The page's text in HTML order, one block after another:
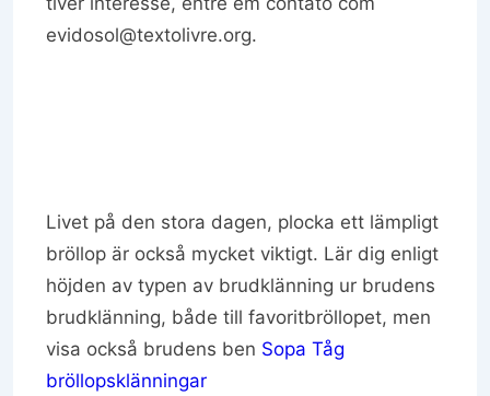
evidosol@textolivre.org.
Livet på den stora dagen, plocka ett lämpligt
bröllop är också mycket viktigt. Lär dig enligt
höjden av typen av brudklänning ur brudens
brudklänning, både till favoritbröllopet, men
visa också brudens ben Sopa Tåg
bröllopsklänningar